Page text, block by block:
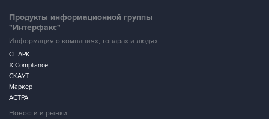
Продукты информационной группы
"Интерфакс"
Информация о компаниях, товарах и людях
СПАРК
X-Compliance
СКАУТ
Маркер
АСТРА
Новости и рынки